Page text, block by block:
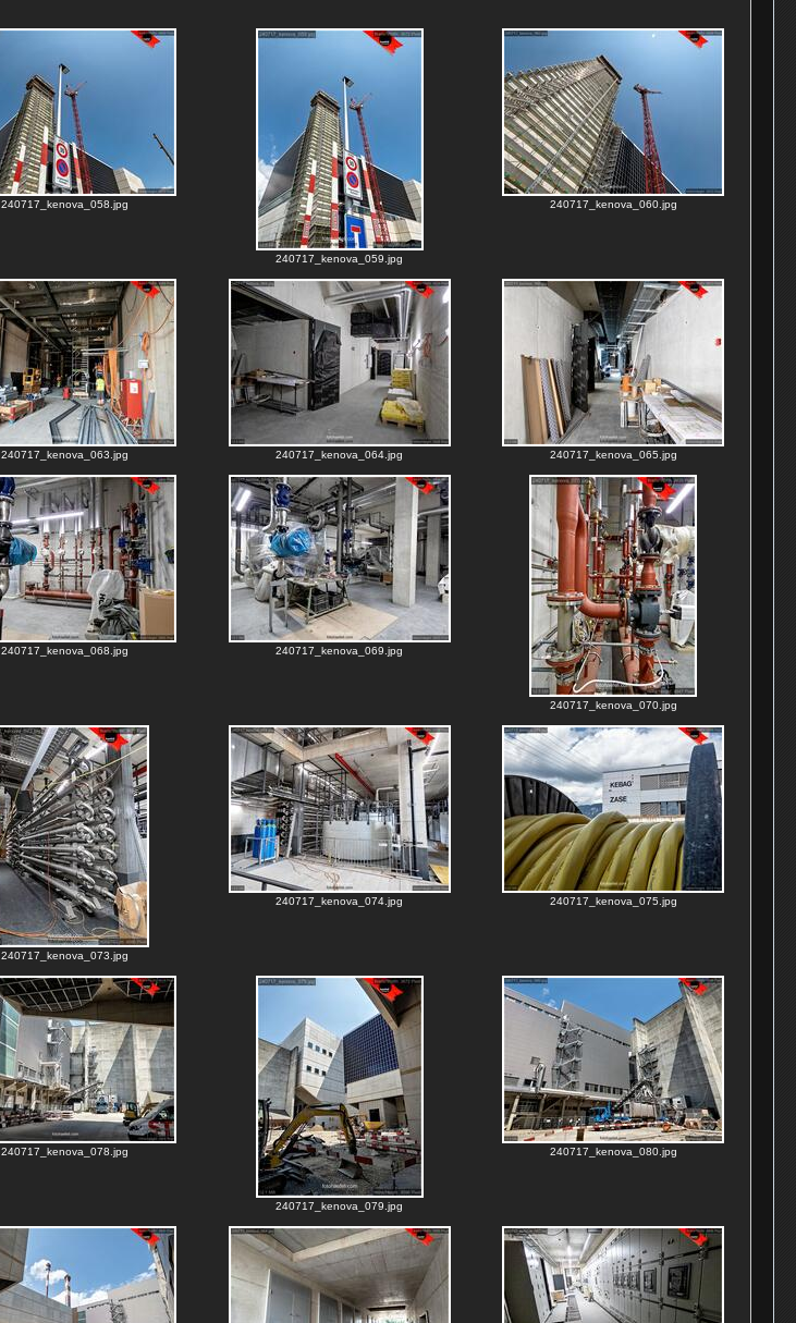
240717_kenova_058.jpg
240717_kenova_059.jpg
240717_kenova_060.jpg
240717_kenova_063.jpg 240717_kenova_064.jpg 240717_kenova_065.jpg
240717_kenova_068.jpg 240717_kenova_069.jpg
240717_kenova_070.jpg
240717_kenova_073.jpg
240717_kenova_074.jpg 240717_kenova_075.jpg
240717_kenova_078.jpg
240717_kenova_079.jpg
240717_kenova_080.jpg